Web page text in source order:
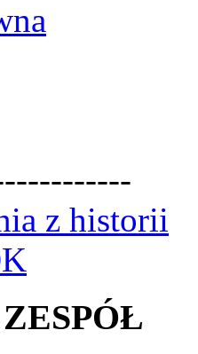
z historii